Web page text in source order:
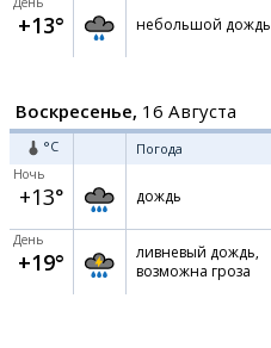
+13° небольшой дождь
Воскресенье, 16 Августа
°C Погода
Ночь
+13° дождь
День
+19°
ливневый дождь,
возможна гроза